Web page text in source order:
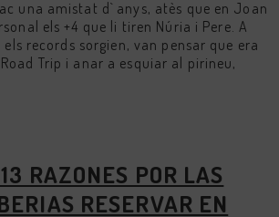
una amistat d` anys, atès que en Joan
els +4 que li tiren Núria i Pere. A
records sorgien, van pensar que era
Trip i anar a esquiar al pirineu,
RAZONES POR LAS
RESERVAR EN